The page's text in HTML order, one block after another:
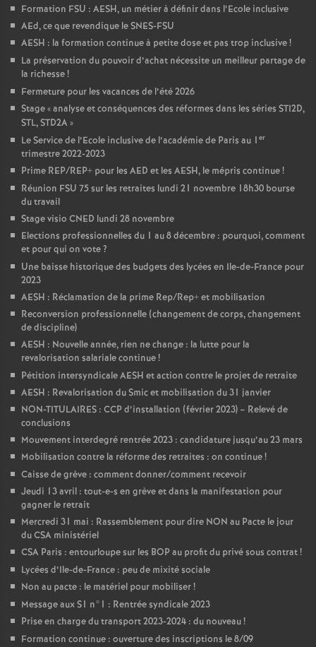
Formation FSU : AESH, un métier à définir dans l’Ecole inclusive
AEd, ce que revendique le SNES-FSU
AESH : la formation continue à petite dose et pas trop inclusive!
La préservation du pouvoir d’achat nécessite un meilleur partage de
la richesse!
Fermeture pour les vacances de l’été 2026
Stage «analyse et conséquences des réformes dans les séries STI2D,
STL, STD2A»
Le Service de l’Ecole inclusive de l’académie de Paris au 1 er
trimestre 2022-2023
Prime REP/REP+ pour les AED et les AESH, le mépris continue!
Réunion FSU 75 sur les retraites lundi 21 novembre 18h30 bourse
du travail
Stage visio CNED lundi 28 novembre
Elections professionnelles du 1 au 8 décembre : pourquoi, comment
et pour qui on vote?
Une baisse historique des budgets des lycées en Ile-de-France pour
2023
AESH : Réclamation de la prime Rep/Rep+ et mobilisation
Reconversion professionnelle (changement de corps, changement
de discipline)
AESH : Nouvelle année, rien ne change : la lutte pour la
revalorisation salariale continue!
Pétition intersyndicale AESH et action contre le projet de retraite
AESH : Revalorisation du Smic et mobilisation du 31 janvier
NON-TITULAIRES : CCP d’installation (février 2023) – Relevé de
conclusions
Mouvement interdegré rentrée 2023 : candidature jusqu’au 23 mars
Mobilisation contre la réforme des retraites : on continue!
Caisse de grève : comment donner/comment recevoir
Jeudi 13 avril : tout-e-s en grève et dans la manifestation pour
gagner le retrait
Mercredi 31 mai : Rassemblement pour dire NON au Pacte le jour
du CSA ministériel
CSA Paris : entourloupe sur les BOP au profit du privé sous contrat!
Lycées d’Ile-de-France : peu de mixité sociale
Non au pacte : le matériel pour mobiliser!
Message aux S1 n°1 : Rentrée syndicale 2023
Prise en charge du transport 2023-2024 : du nouveau!
Formation continue : ouverture des inscriptions le 8/09